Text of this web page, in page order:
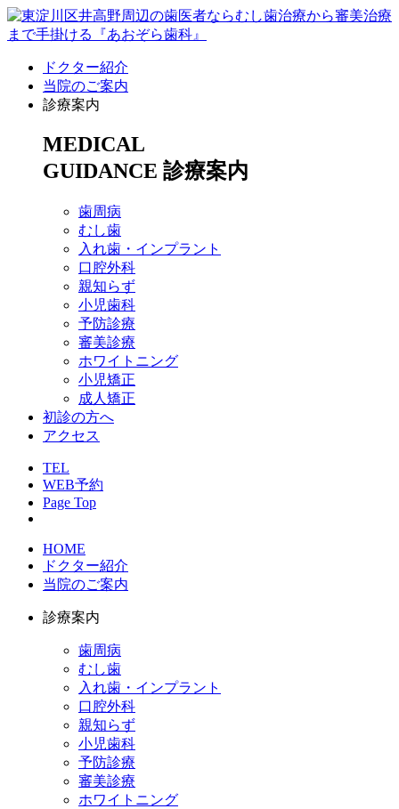
ドクター紹介
当院のご案内
診療案内
MEDICAL
GUIDANCE 診療案内
歯周病
むし歯
入れ歯・インプラント
口腔外科
親知らず
小児歯科
予防診療
審美診療
ホワイトニング
小児矯正
成人矯正
初診の方へ
アクセス
TEL
WEB予約
Page Top
HOME
ドクター紹介
当院のご案内
診療案内
歯周病
むし歯
入れ歯・インプラント
口腔外科
親知らず
小児歯科
予防診療
審美診療
ホワイトニング